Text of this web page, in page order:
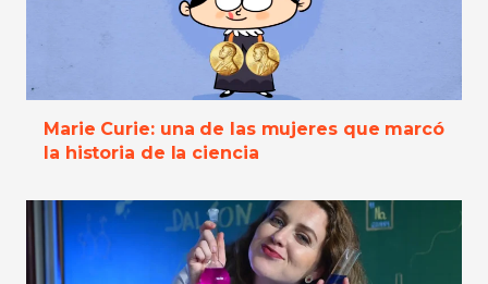
Marie Curie: una de las mujeres que marcó
la historia de la ciencia